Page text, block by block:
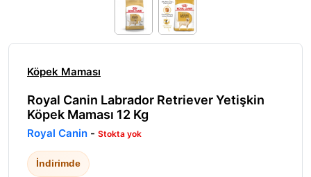
Köpek Maması
Royal Canin Labrador Retriever Yetişkin
Köpek Maması 12 Kg
Royal Canin - Stokta yok
İndirimde